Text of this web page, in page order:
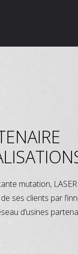
mutation,
ses clients par
d’usines